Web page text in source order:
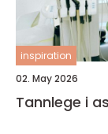
inspiration
02. May 2026